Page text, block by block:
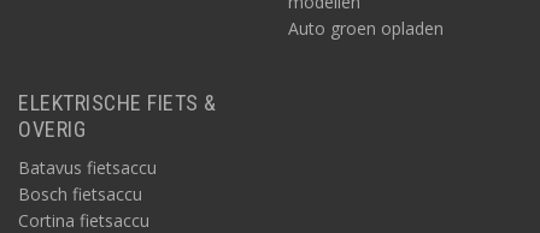
Auto groen opladen
ELEKTRISCHE FIETS &
OVERIG
Batavus fietsaccu
Bosch fietsaccu
Cortina fietsaccu